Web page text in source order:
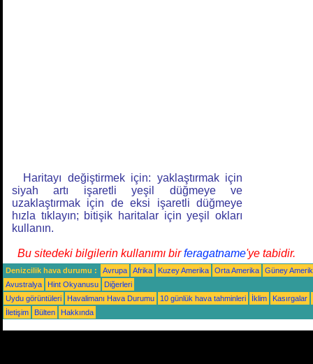
Haritayı değiştirmek için: yaklaştırmak için
siyah artı işaretli yeşil düğmeye ve
uzaklaştırmak için de eksi işaretli düğmeye
hızla tıklayın; bitişik haritalar için yeşil okları
kullanın.
Bu sitedeki bilgilerin kullanımı birferagatname'ye tabidir.
Denizcilik hava durumu : Avrupa Afrika Kuzey Amerika Orta Amerika
Güney
Avustralya
Hint Okyanusu
Diğerleri
Uydu görüntüleri
Havalimanı Hava Durumu 10 günlük hava tahminleri İklim
Kasırgalar
İletişim
Bülten Hakkında